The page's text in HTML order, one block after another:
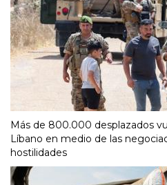
Más de 800.000 desplazados
Líbano en medio de las
hostilidades